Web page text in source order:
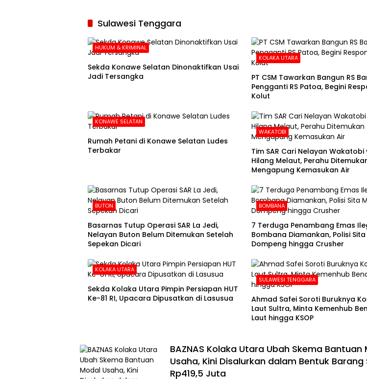
Sulawesi Tenggara
HUKUM & KRIMINAL
Sekda Konawe Selatan Dinonaktifkan Usai
Jadi Tersangka
KOLAKA UTARA
PT CSM Tawarkan Bangun RS
Pengganti RS Patoa, Begini
Kolut
KONAWE SELATAN
Rumah Petani di Konawe Selatan Ludes
Terbakar
WAKATOBI
Tim SAR Cari Nelayan Wakatobi
Hilang Melaut, Perahu
Mengapung Kemasukan Air
BUTON
Basarnas Tutup Operasi SAR La Jedi,
Nelayan Buton Belum Ditemukan Setelah
Sepekan Dicari
BOMBANA
7 Terduga Penambang Emas
Bombana Diamankan, Polisi Sita
Dompeng hingga Crusher
KOLAKA UTARA
Sekda Kolaka Utara Pimpin Persiapan HUT
Ke-81 RI, Upacara Dipusatkan di Lasusua
SULAWESI TENGGARA
Ahmad Safei Soroti Buruknya
Laut Sultra, Minta Kemenhub
Laut hingga KSOP
BAZNAS Kolaka Utara Ubah Skema Bantuan
Usaha, Kini Disalurkan dalam Bentuk Barang
Rp419,5 Juta